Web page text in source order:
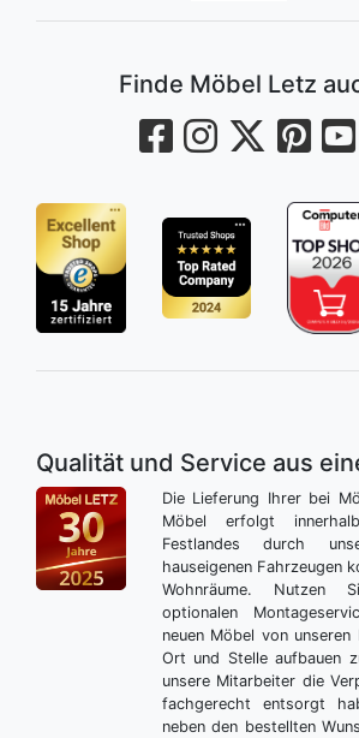
Finde Möbel Letz
Qualität und Service aus
Die Lieferung Ihrer bei
Möbel erfolgt
Festlandes durch
hauseigenen Fahrzeugen
Wohnräume. Nutzen
optionalen
neuen Möbel von unseren
Ort und Stelle aufbauen
unsere Mitarbeiter die
fachgerecht entsorgt
neben den bestellten